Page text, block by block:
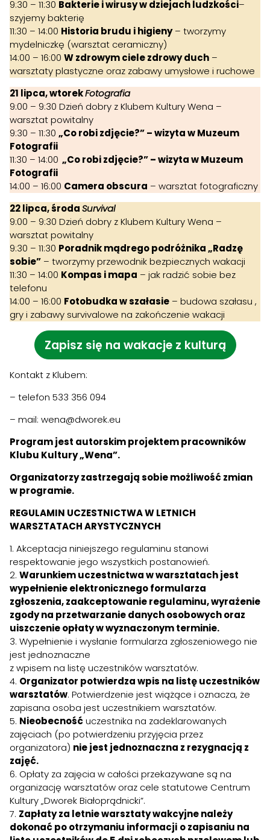
9:30 – 11:30 Bakterie i wirusy w dziejach ludzkości–
szyjemy bakterię
11:30 – 14:00 Historia brudu i higieny– tworzymy
mydelniczkę (warsztat ceramiczny)
14:00 – 16:00 W zdrowym ciele zdrowy duch –
warsztaty plastyczne oraz zabawy umysłowe i ruchowe
21 lipca, wtorekFotografia
9:00 – 9:30 Dzień dobry z Klubem Kultury Wena –
warsztat powitalny
9:30 – 11:30 „Co robi zdjęcie?” – wizyta w Muzeum
Fotografii
11:30 – 14:00 „Co robi zdjęcie?” – wizyta w Muzeum
Fotografii
14:00 – 16:00 Camera obscura – warsztat fotograficzny
22 lipca, środaSurvival
9:00 – 9:30 Dzień dobry z Klubem Kultury Wena –
warsztat powitalny
9:30 – 11:30 Poradnik mądrego podróżnika „Radzę
sobie” – tworzymy przewodnik bezpiecznych wakacji
11:30 – 14:00 Kompas i mapa – jak radzić sobie bez
telefonu
14:00 – 16:00 Fotobudka w szałasie – budowa szałasu ,
gry i zabawy survivalowe na zakończenie wakacji
Zapisz się na wakacje z kulturą
Kontakt z Klubem:
– telefon 533 356 094
– mail: wena@dworek.eu
Program jest autorskim projektem pracowników
Klubu Kultury „Wena”.
Organizatorzy zastrzegają sobie możliwość zmian
w programie.
REGULAMIN UCZESTNICTWA W LETNICH
WARSZTATACH ARYSTYCZNYCH
1. Akceptacja niniejszego regulaminu stanowi
respektowanie jego wszystkich postanowień.
2. Warunkiem uczestnictwa w warsztatach jest
wypełnienie elektronicznego formularza
zgłoszenia, zaakceptowanie regulaminu, wyrażenie
zgody na przetwarzanie danych osobowych oraz
uiszczenie opłaty w wyznaczonym terminie.
3. Wypełnienie i wysłanie formularza zgłoszeniowego nie
jest jednoznaczne
z wpisem na listę uczestników warsztatów.
4. Organizator potwierdza wpis na listę uczestników
warsztatów. Potwierdzenie jest wiążące i oznacza, że
zapisana osoba jest uczestnikiem warsztatów.
5. Nieobecnośćuczestnika na zadeklarowanych
zajęciach (po potwierdzeniu przyjęcia przez
organizatora) nie jest jednoznaczna z rezygnacją z
zajęć.
6. Opłaty za zajęcia w całości przekazywane są na
organizację warsztatów oraz cele statutowe Centrum
Kultury „Dworek Białoprądnicki”.
7. Zapłaty za letnie warsztaty wakcyjne należy
dokonać po otrzymaniu informacji o zapisaniu na